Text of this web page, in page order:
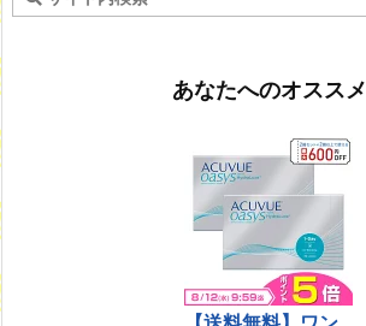
あなたへのオススメ